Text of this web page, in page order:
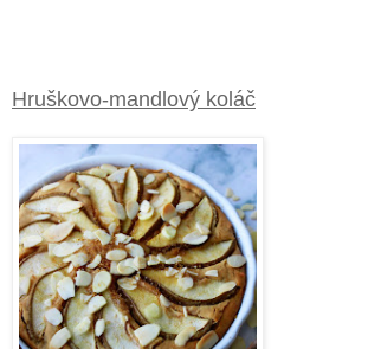
Hruškovo-mandlový koláč